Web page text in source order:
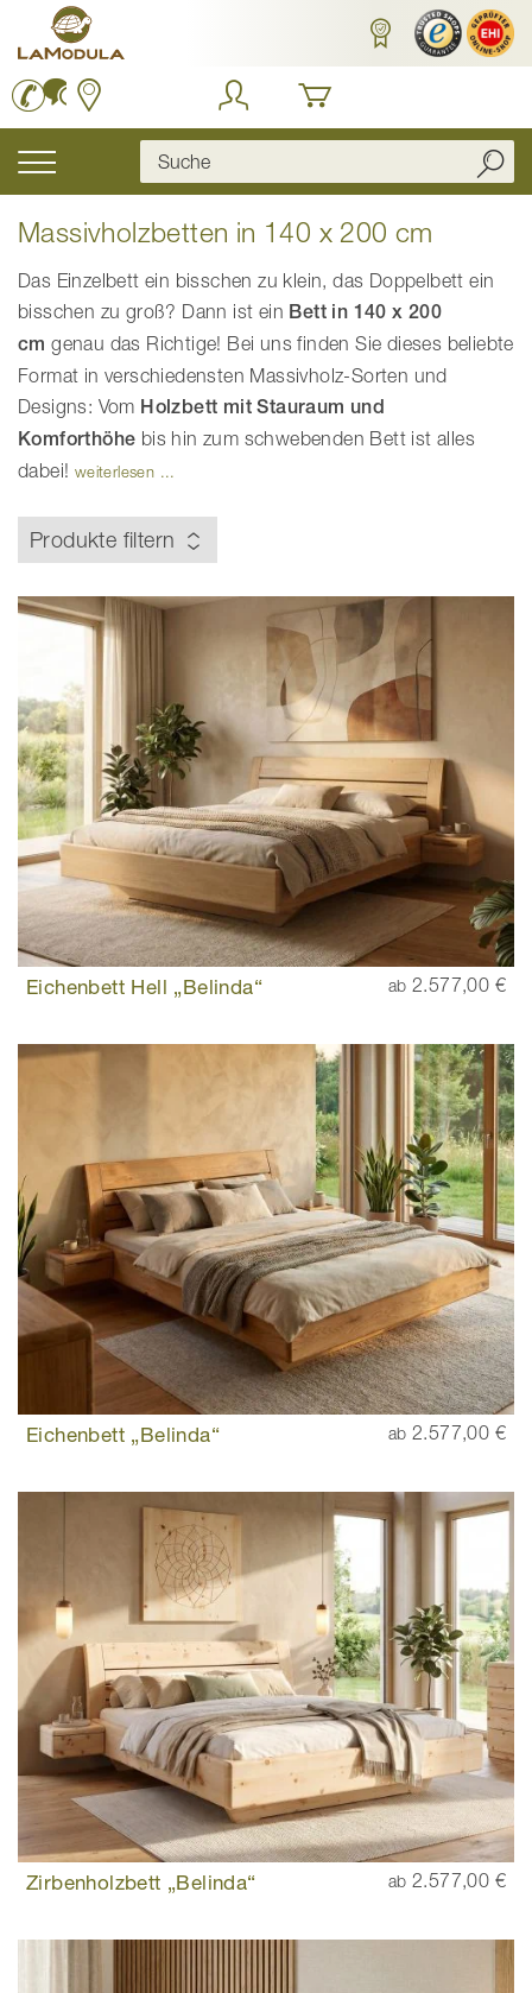
Inhalt
springen
Navigation
Massivholzbetten in 140 x 200 cm
Das Einzelbett ein bisschen zu klein, das Doppelbett ein
bisschen zu groß? Dann ist ein Bett in 140 x 200
cmgenau das Richtige! Bei uns finden Sie dieses beliebte
Format in verschiedensten Massivholz-Sorten und
Designs: Vom Holzbett mit Stauraum und
Komforthöhe bis hin zum schwebenden Bett ist alles
dabei! weiterlesen ...
Eichenbett Hell „Belinda“ ab 2.577,00 €
Eichenbett „Belinda“ ab 2.577,00 €
Zirbenholzbett „Belinda“ ab 2.577,00 €
Produkte filtern